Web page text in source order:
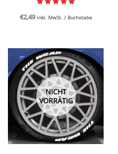
€2,49 inkl. MwSt./ Buchstabe
NICHT
VORRÄTIG